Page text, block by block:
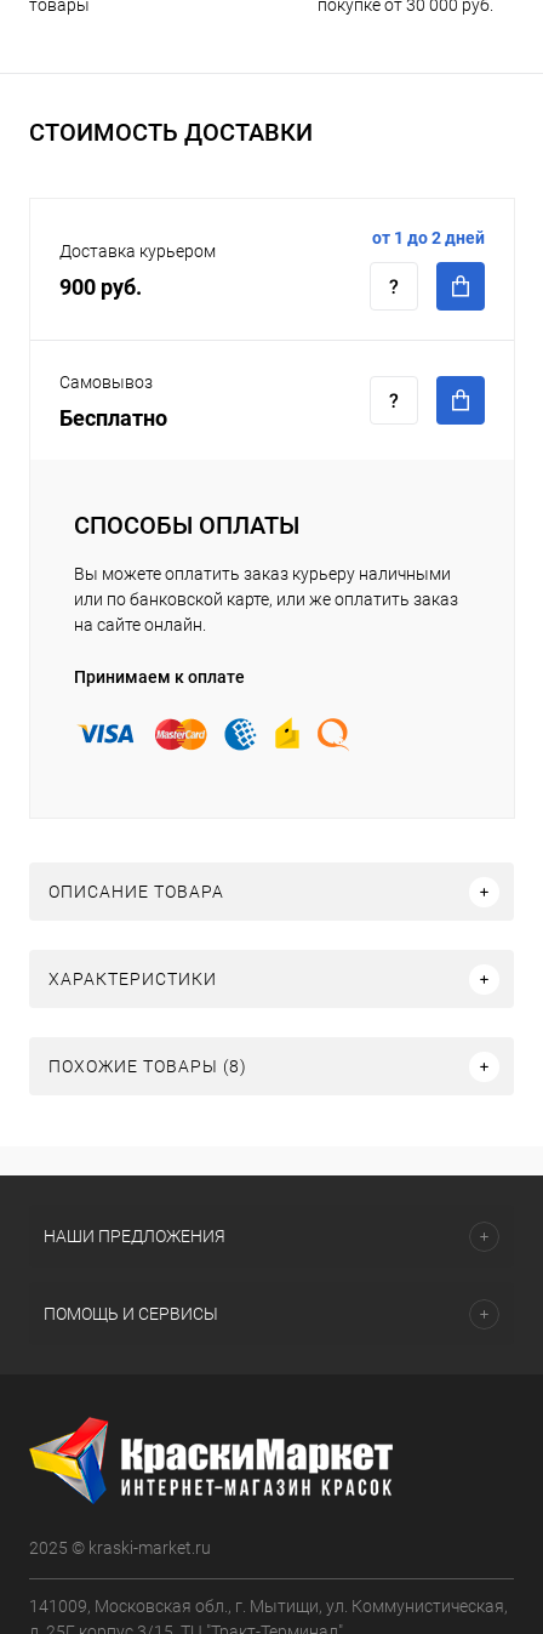
товары
покупке от 30 000 руб.
СТОИМОСТЬ ДОСТАВКИ
Доставка курьером
900 руб.
от 1 до 2 дней
Самовывоз
Бесплатно
СПОСОБЫ ОПЛАТЫ
Вы можете оплатить заказ курьеру наличными
или по банковской карте, или же оплатить заказ
на сайте онлайн.
Принимаем к оплате
ОПИСАНИЕ ТОВАРА
ХАРАКТЕРИСТИКИ
ПОХОЖИЕ ТОВАРЫ (8)
НАШИ ПРЕДЛОЖЕНИЯ
ПОМОЩЬ И СЕРВИСЫ
2025 © kraski-market.ru
141009, Московская обл., г. Мытищи, ул. Коммунистическая,